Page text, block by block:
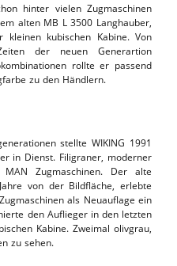
hinter vielen Zugmaschinen
alten MB L 3500 Langhauber,
kubischen Kabine. Von
der neuen Generartion
rollte er passend
zu den Händlern.
stellte WIKING 1991
in Dienst. Filigraner, moderner
Zugmaschinen. Der alte
von der Bildfläche, erlebte
als Neuauflage ein
den Auflieger in den letzten
Kabine. Zweimal olivgrau,
zu sehen.